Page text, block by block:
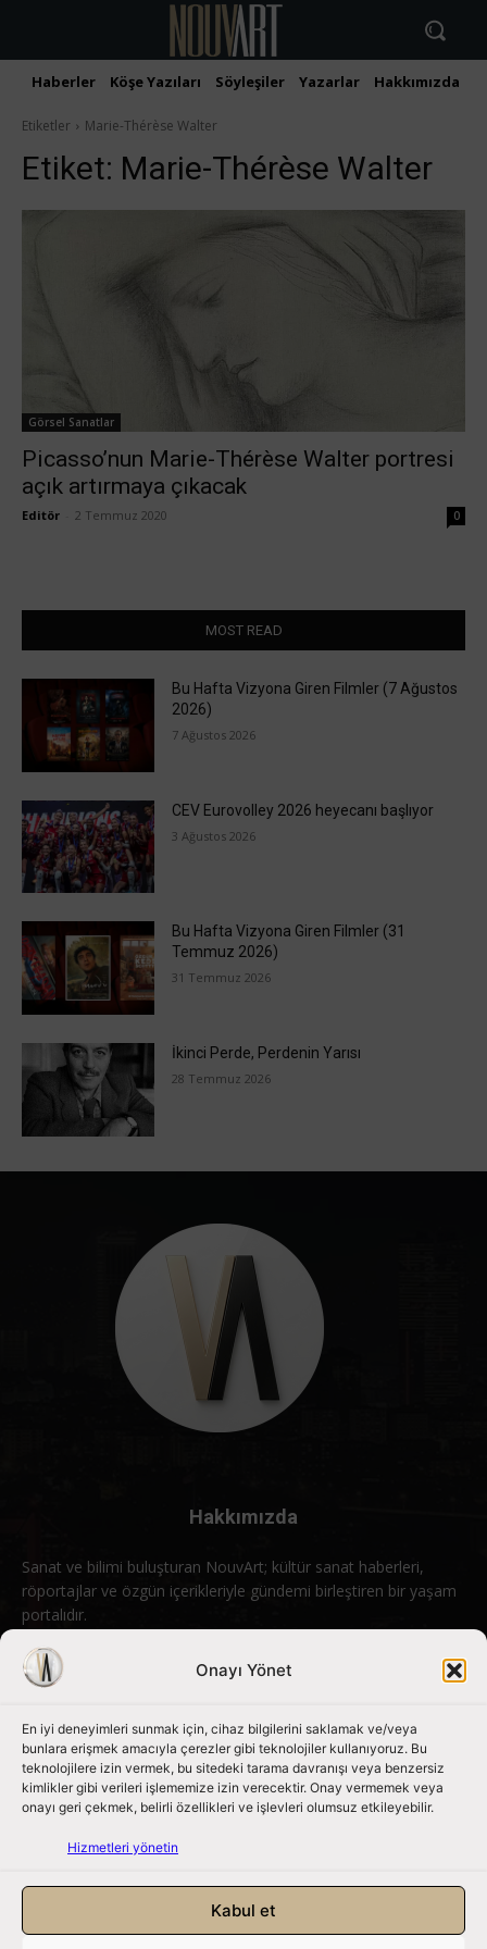
Onayı Yönet
En iyi deneyimleri sunmak için, cihaz bilgilerini saklamak ve/veya
bunlara erişmek amacıyla çerezler gibi teknolojiler kullanıyoruz. Bu
teknolojilere izin vermek, bu sitedeki tarama davranışı veya benzersiz
kimlikler gibi verileri işlememize izin verecektir. Onay vermemek veya
onayı geri çekmek, belirli özellikleri ve işlevleri olumsuz etkileyebilir.
Hizmetleri yönetin
Kabul et
Haberler Köşe Yazıları Söyleşiler Yazarlar Hakkımızda
Etiketler Marie-Thérèse Walter
Etiket: Marie-Thérèse Walter
Görsel Sanatlar
Picasso’nun Marie-Thérèse Walter portresi
açık artırmaya çıkacak
Editör 2 Temmuz 2020 0
MOST READ
Bu Hafta Vizyona Giren Filmler (7 Ağustos
2026)
7 Ağustos 2026
CEV Eurovolley 2026 heyecanı başlıyor
3 Ağustos 2026
Bu Hafta Vizyona Giren Filmler (31
Temmuz 2026)
31 Temmuz 2026
İkinci Perde, Perdenin Yarısı
28 Temmuz 2026
Hakkımızda
Sanat ve bilimi buluşturan NouvArt; kültür sanat haberleri,
röportajlar ve özgün içerikleriyle gündemi birleştiren bir yaşam
portalıdır.
Bizimle iletişime geçin: info@nouvart.net
Bizi Takip Edin